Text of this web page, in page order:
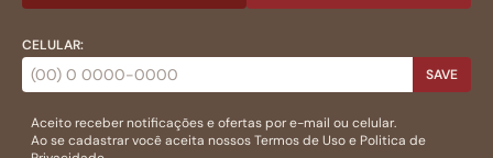
CELULAR:
SAVE
Aceito receber notificações e ofertas por e-mail ou celular.
Ao se cadastrar você aceita nossosTermos de Usoe Politica de